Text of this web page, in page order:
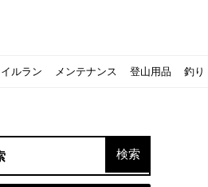
ルラン メンテナンス 登山用品 釣り